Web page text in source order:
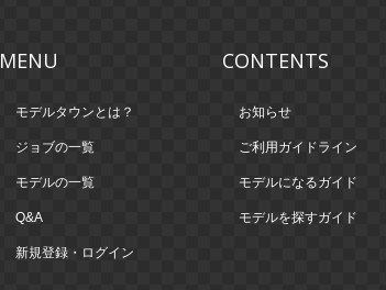
MENU
モデルタウンとは？
ジョブの一覧
モデルの一覧
Q&A
新規登録・ログイン
CONTENTS
お知らせ
ご利用ガイドライン
モデルになるガイド
モデルを探すガイド